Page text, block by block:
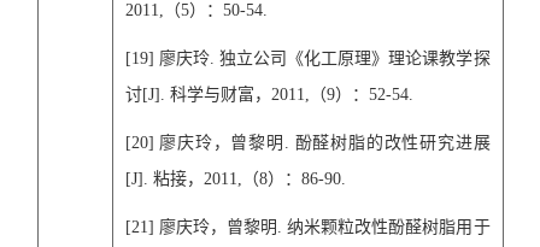
2011, （5）： 50-54.
[19] 廖庆玲. 独立公司《化工原理》理论课教学探
讨[J]. 科学与财富， 2011, （9）： 52-54.
[20] 廖庆玲，曾黎明 . 酚醛树脂的改性研究进展
[J]. 粘接， 2011, （8）： 86-90.
[21] 廖庆玲，曾黎明 . 纳米颗粒改性酚醛树脂用于